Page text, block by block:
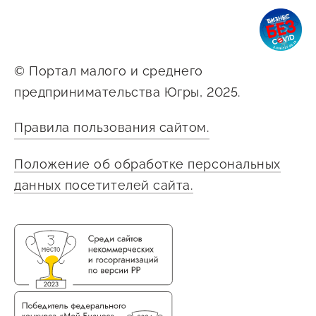
предпринимателей
Поддержка экспортеров
Финансовая поддержка
внешнего санкционного
давления
Центры поддержки
Центр информационно-
консультационного
© Портал малого и среднего
предпринимательства Югры, 2025.
Правила пользования сайтом.
Положение об обработке персональных
данных посетителей сайта.